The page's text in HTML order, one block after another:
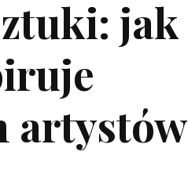
jak
artystów